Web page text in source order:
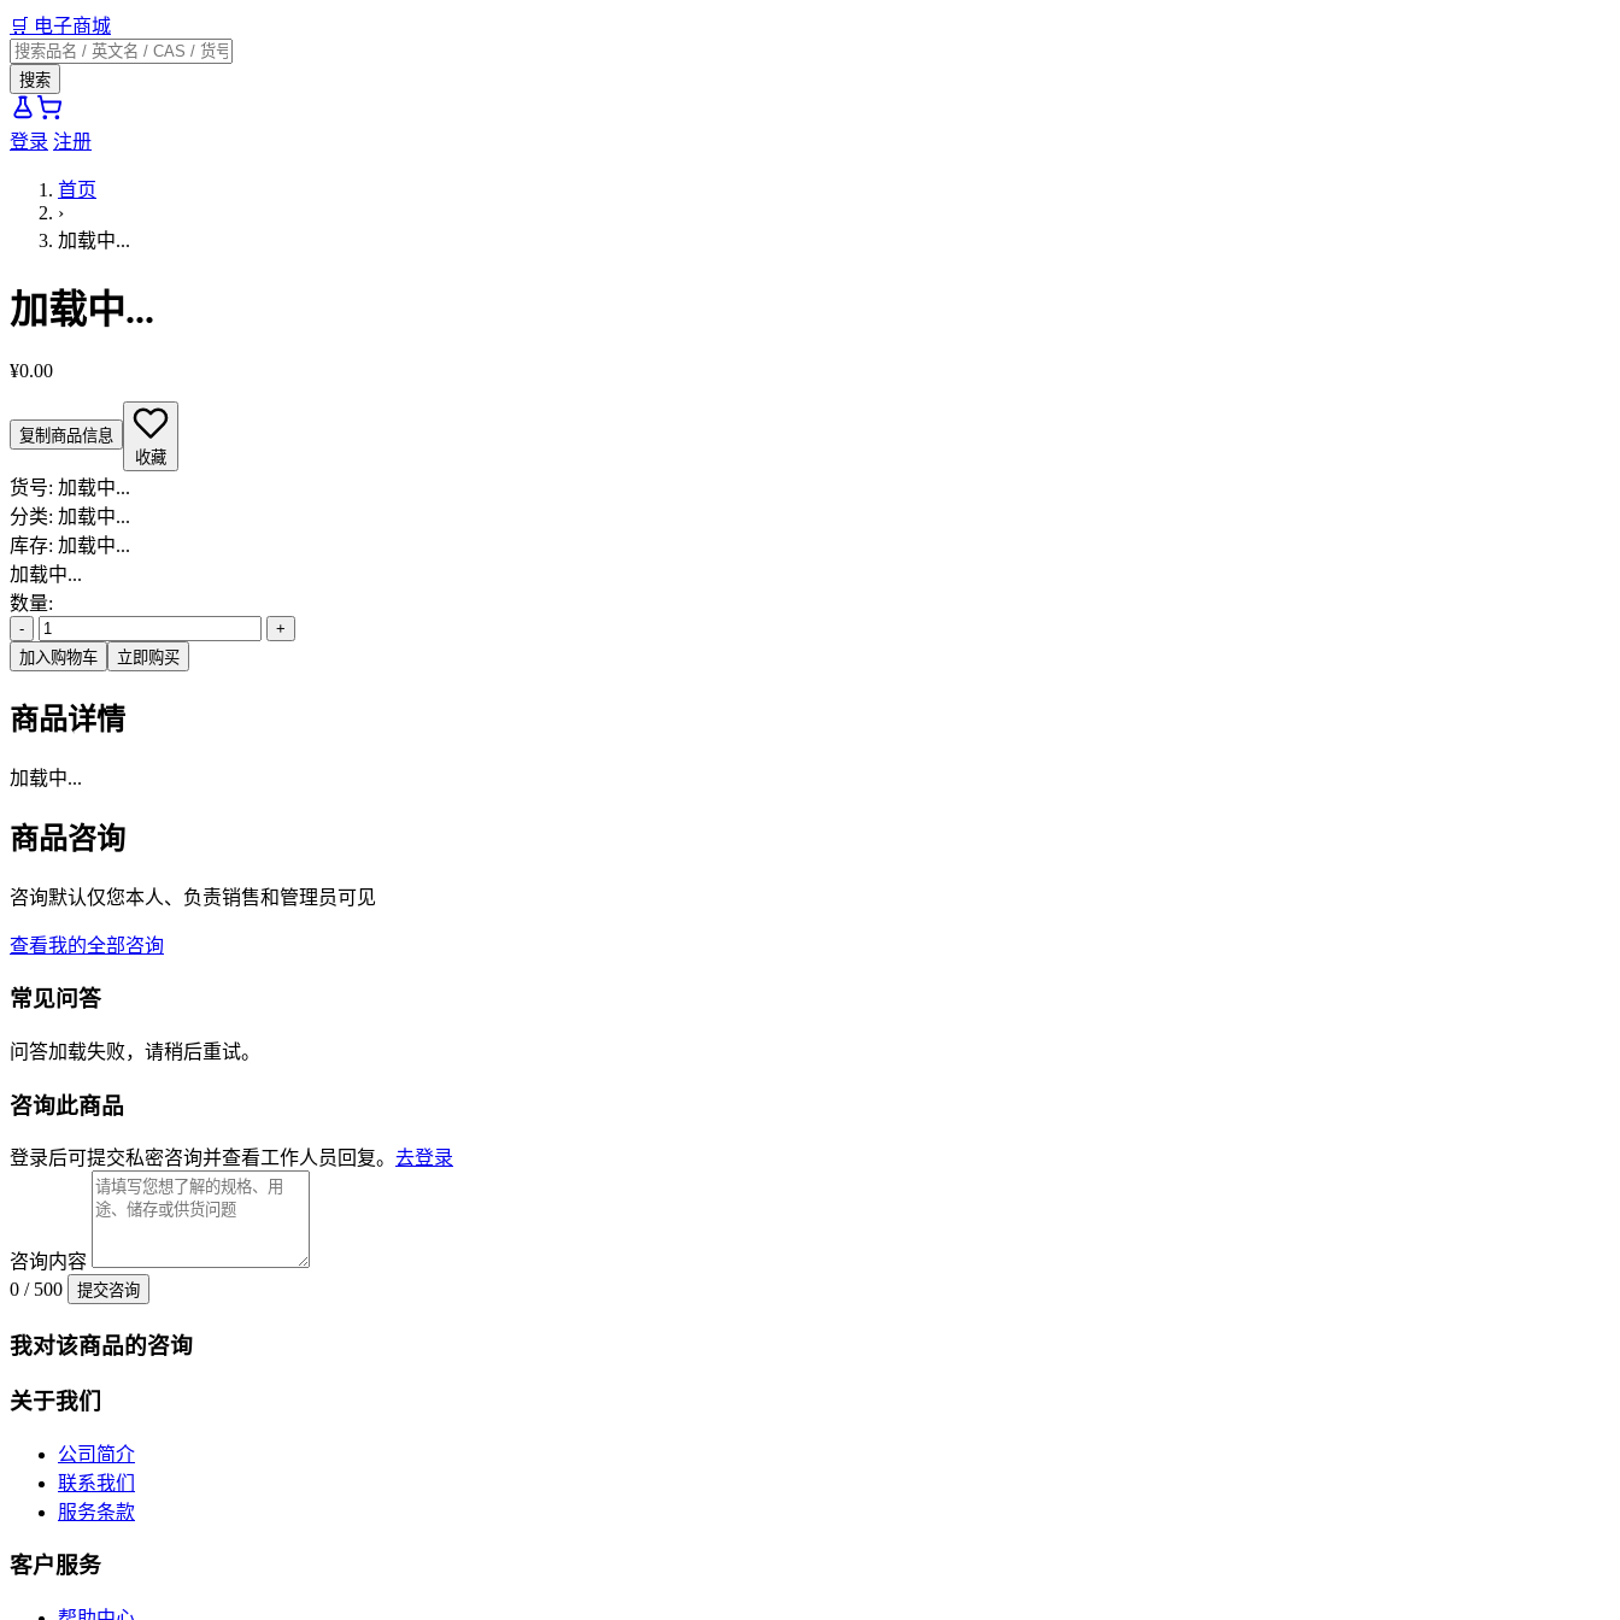
🛒 电子商城
搜索
登录 注册
首页
›
加载中...
加载中...
¥0.00
复制商品信息
收藏
货号: 加载中...
分类: 加载中...
库存: 加载中...
加载中...
数量:
-
+
加入购物车
立即购买
商品详情
加载中...
商品咨询
咨询默认仅您本人、负责销售和管理员可见
查看我的全部咨询
常见问答
问答加载失败，请稍后重试。
咨询此商品
登录后可提交私密咨询并查看工作人员回复。 去登录
咨询内容
0 / 500
提交咨询
我对该商品的咨询
关于我们
公司简介
联系我们
服务条款
客户服务